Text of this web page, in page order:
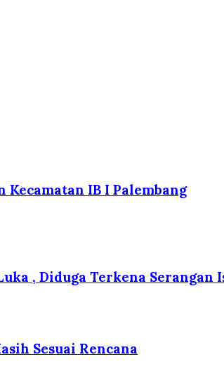
Kecamatan IB I Palembang
, Diduga Terkena Serangan
Sesuai Rencana